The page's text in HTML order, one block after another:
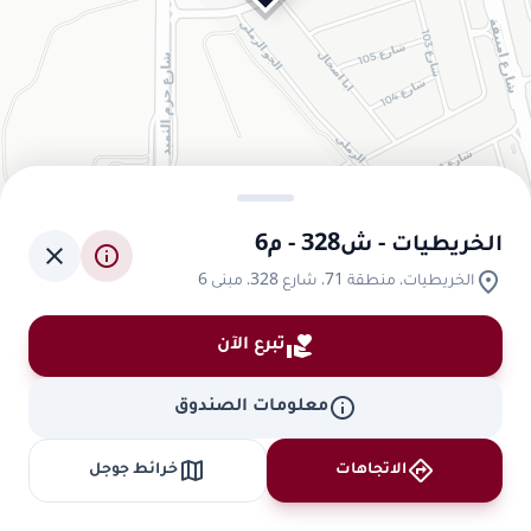
الخريطيات - ش328 - م6
location_on الخريطيات، منطقة 71، شارع 328، مبنى 6
info
close
volunteer_activismتبرع الآن
infoمعلومات الصندوق
directions الاتجاهات map خرائط جوجل